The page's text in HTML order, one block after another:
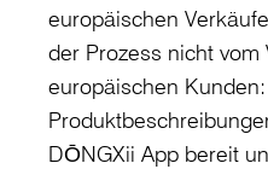
europäischen
der Prozess nicht vom
europäischen
DŌNGXii App bereit